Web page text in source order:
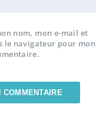
nom, mon e-mail et
le navigateur pour mon